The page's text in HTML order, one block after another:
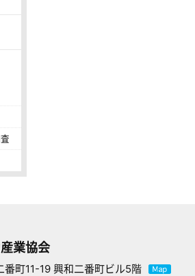
業協会
町11-19 興和二番町ビル5階